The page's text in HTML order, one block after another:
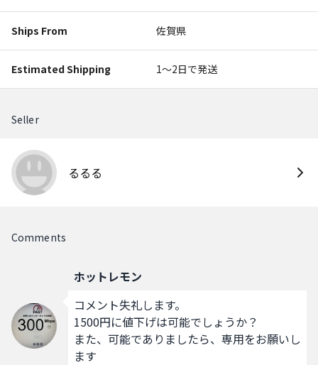
Ships From 佐賀県
Estimated Shipping 1〜2日で発送
Seller
るるる
Comments
ホットレモン
コメント失礼します。
1500円に値下げは可能でしょうか？
また、可能でありましたら、専用をお願いし
ます